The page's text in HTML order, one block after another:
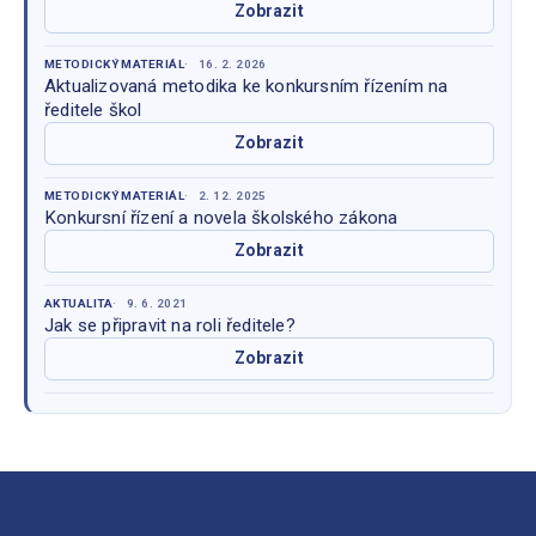
Zobrazit
METODICKÝ MATERIÁL 16. 2. 2026
Aktualizovaná metodika ke konkursním řízením na
ředitele škol
Zobrazit
METODICKÝ MATERIÁL 2. 12. 2025
Konkursní řízení a novela školského zákona
Zobrazit
AKTUALITA 9. 6. 2021
Jak se připravit na roli ředitele?
Zobrazit